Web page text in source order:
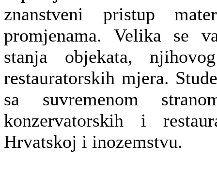
znanstveni pristup
promjenama. Velika se
stanja objekata,
restauratorskih mjera.
sa suvremenom
konzervatorskih i
Hrvatskoj i inozemstvu.